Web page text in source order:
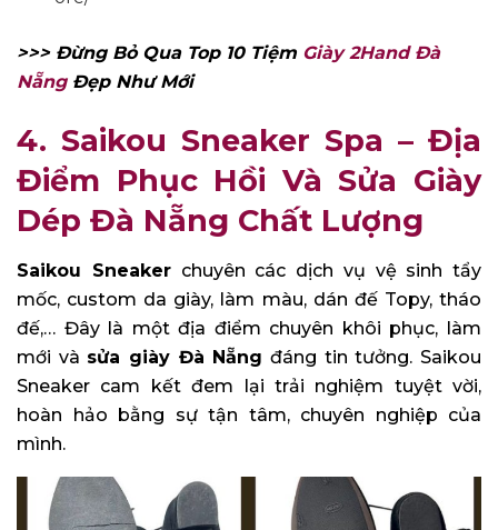
>>> Đừng Bỏ Qua Top 10 Tiệm Giày 2Hand Đà
NẵngĐẹp Như Mới
4. Saikou Sneaker Spa – Địa
Điểm Phục Hồi Và Sửa Giày
Dép Đà Nẵng Chất Lượng
Saikou Sneakerchuyên các dịch vụ vệ sinh tẩy
mốc, custom da giày, làm màu, dán đế Topy, tháo
đế,… Đây là một địa điểm chuyên khôi phục, làm
mới và sửa giày Đà Nẵng đáng tin tưởng. Saikou
Sneaker cam kết đem lại trải nghiệm tuyệt vời,
hoàn hảo bằng sự tận tâm, chuyên nghiệp của
mình.